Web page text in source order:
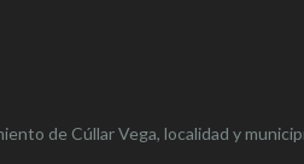
de Cúllar Vega, localidad y